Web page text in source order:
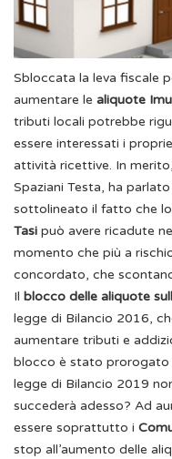
Sbloccata la leva fiscale
aumentare le aliquote
tributi locali potrebbe
essere interessati i
attività ricettive. In
Spaziani Testa, ha
sottolineato il fatto che lo
Tasi può avere ricadute
momento che più a
concordato, che
Il blocco delle aliquote
legge di Bilancio 2016,
aumentare tributi e
blocco è stato prorogato
legge di Bilancio 2019
succederà adesso? Ad
essere soprattutto i
stop all’aumento delle